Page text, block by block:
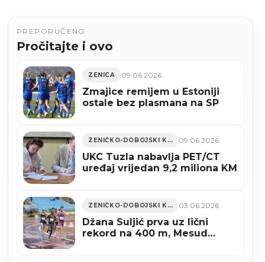
PREPORUČENO
Pročitajte i ovo
ZENICA 09.06.2026
Zmajice remijem u Estoniji
ostale bez plasmana na SP
ZENIČKO-DOBOJSKI KANTON 09.06.2026
UKC Tuzla nabavlja PET/CT
uređaj vrijedan 9,2 miliona KM
ZENIČKO-DOBOJSKI KANTON 03.06.2026
Džana Suljić prva uz lični
rekord na 400 m, Mesud